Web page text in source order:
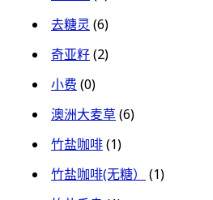
去糖灵(6)
奇亚籽(2)
小费 (0)
澳洲大麦草(6)
竹盐咖啡(1)
竹盐咖啡(无糖）
(1)